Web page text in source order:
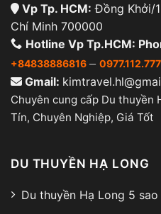
Vp Tp. HCM: Đồng Khởi/
Chí Minh 700000
Hotline Vp Tp.HCM:
+84838886816 – 0977.112.777
Gmail:
Chuyên cung cấp Du thuyền
Tín, Chuyên Nghiệp, Giá Tốt
DU THUYỀN HẠ LONG
Du thuyền Hạ Long 5 sao